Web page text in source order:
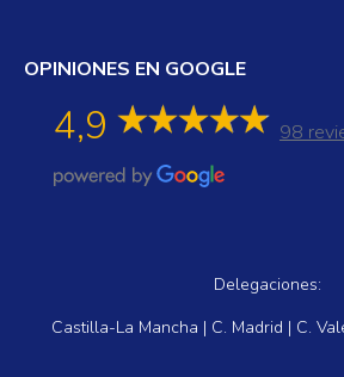
OPINIONES EN GOOGLE
4,9 98
Delegaciones:
Castilla-La Mancha | C. Madrid | C.